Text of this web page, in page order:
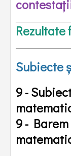
Rezultate
Subiecte
9 -
9 -